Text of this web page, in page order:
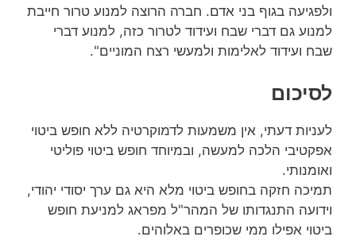
ולפגיעה בגוף בני אדם. חברה הרוצה למנוע טרור חייבת
למנוע גם דברי שבח ועידוד לטרור כזה, למנוע דברי
שבח ועידוד לאלימות ולמעשי רצח המוניים".
לסיכום
לעניות דעתי, אין משמעות לדמוקרטיה ללא חופש ביטוי
אפקטיבי הלכה למעשה, ובמיוחד חופש ביטוי פוליטי
ואומנותי.
תמיכה חזקה בחופש ביטוי מלא היא גם ערך יסודי יהודי,
וידועה התנגדותו של המהר"ל מפראג למניעת חופש
ביטוי אפילו ממי שכופרים באלוהים.